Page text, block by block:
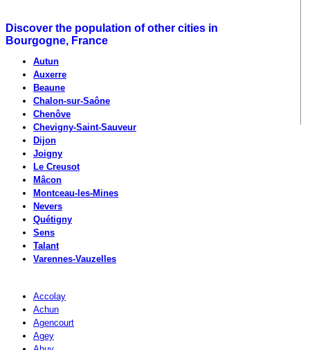
Discover the population of other cities in
Bourgogne, France
Autun
Auxerre
Beaune
Chalon-sur-Saône
Chenôve
Chevigny-Saint-Sauveur
Dijon
Joigny
Le Creusot
Mâcon
Montceau-les-Mines
Nevers
Quétigny
Sens
Talant
Varennes-Vauzelles
Accolay
Achun
Agencourt
Agey